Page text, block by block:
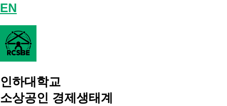
EN
인하대학교
소상공인 경제생태계